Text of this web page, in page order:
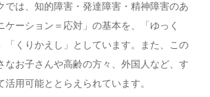
は、知的障害・発達障害・精神障害のあ
ケーション＝応対」の基本を、「ゆっく
「くりかえし」としています。また、この
なお子さんや高齢の方々、外国人など、す
用可能ととらえられています。